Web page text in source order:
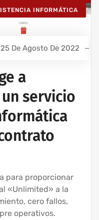
INFORMÁTICA
25 De Agosto De 2022
a
servicio
para proporcionar
«Unlimited» a la
cero fallos,
operativos.